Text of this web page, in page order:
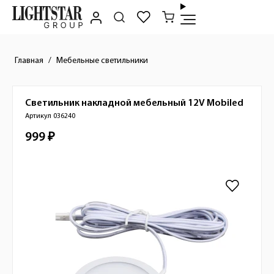
Главная Мебельные светильники
Краткое описание товара
Светильник накладной мебельный 12V Mobiled
Артикул 036240
Стоимость товара
999 ₽